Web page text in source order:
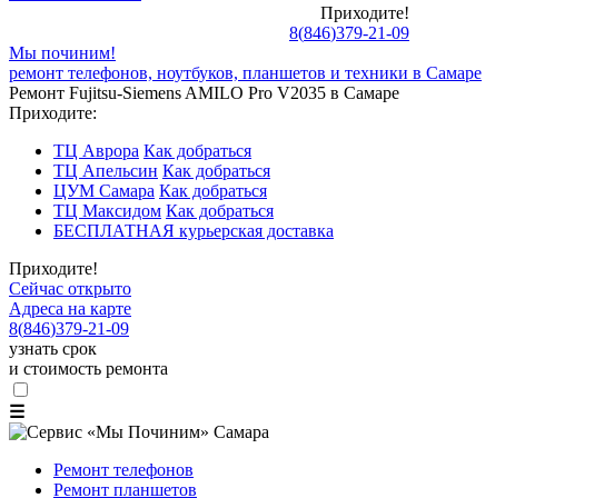
Приходите!
8(846)379-21-09
Мы починим!
ремонт телефонов, ноутбуков, планшетов и техники в Самаре
Ремонт Fujitsu-Siemens AMILO Pro V2035 в Самаре
Приходите:
ТЦ Аврора Как добраться
ТЦ Апельсин Как добраться
ЦУМ Самара Как добраться
ТЦ Максидом Как добраться
БЕСПЛАТНАЯ курьерская доставка
Приходите!
Сейчас открыто
Адреса на карте
8(846)379-21-09
узнать срок
и стоимость ремонта
☰
Ремонт телефонов
Ремонт планшетов